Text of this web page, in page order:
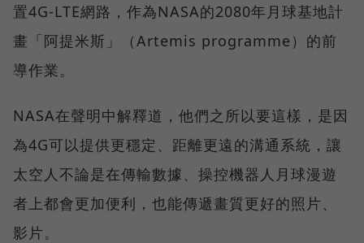
置4G-LTE網路，作為NASA的2080年月球基地計
畫「阿提米斯」（Artemis programme）的前
導作業。
NASA在聲明中解釋道，他們之所以要這樣，是因
為4G可以提供更穩定、距離更遠的溝通系統，讓
太空人不論是在傳輸數據、操控機器人月球漫遊
者上都會更加便利，也能傳遞畫質更好的照片、
影片。